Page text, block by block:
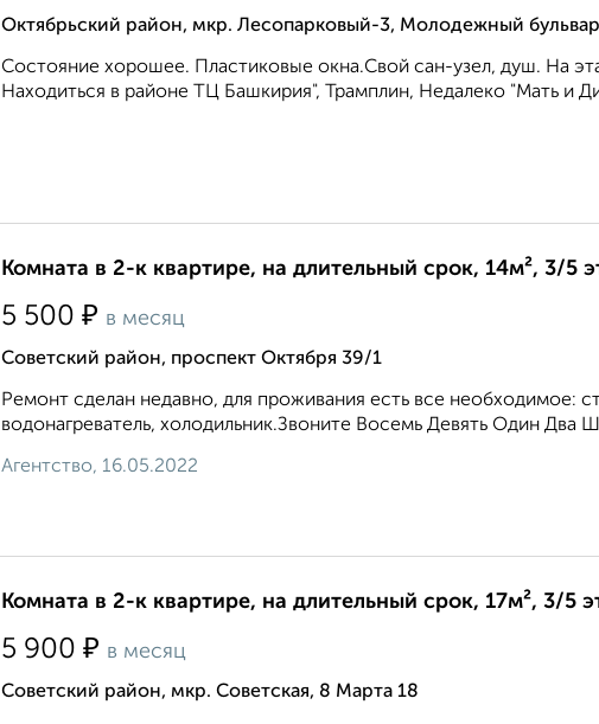
Октябрьский район, мкр. Лесопарковый-3, Молодежный
Состояние хорошее. Пластиковые окна.Свой сан-узел, душ. На
Находиться в районе ТЦ Башкирия", Трамплин, Недалеко "Мать и
Комната в 2-к квартире, на длительный срок, 14м², 3/5
5 500 ₽ в месяц
Советский район, проспект Октября 39/1
Ремонт сделан недавно, для проживания есть все необходимое:
водонагреватель, холодильник.Звоните Восемь Девять Один Два
Агентство, 16.05.2022
Комната в 2-к квартире, на длительный срок, 17м², 3/5
5 900 ₽ в месяц
Советский район, мкр. Советская, 8 Марта 18